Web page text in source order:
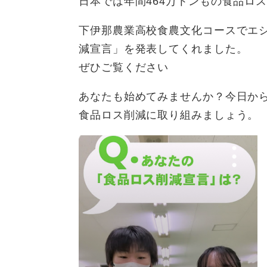
下伊那農業高校食農文化コースでエ
減宣言」を発表してくれました。
ぜひご覧ください
あなたも始めてみませんか？今日か
食品ロス削減に取り組みましょう。